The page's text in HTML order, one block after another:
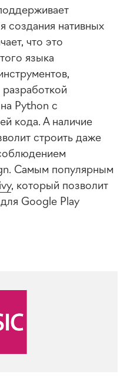
создания нативных
что это
языка
Python с
кода. А наличие
строить даже
Самым популярным
, который позволит
Google Play